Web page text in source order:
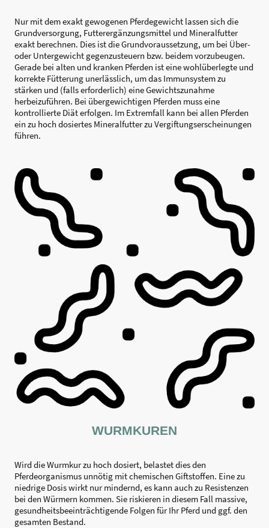
Nur mit dem exakt gewogenen Pferdegewicht lassen sich die
Grundversorgung, Futterergänzungsmittel und Mineralfutter
exakt berechnen. Dies ist die Grundvoraussetzung, um bei Über-
oder Untergewicht gegenzusteuern bzw. beidem vorzubeugen.
Gerade bei alten und kranken Pferden ist eine wohlüberlegte und
korrekte Fütterung unerlässlich, um das Immunsystem zu
stärken und (falls erforderlich) eine Gewichtszunahme
herbeizuführen. Bei übergewichtigen Pferden muss eine
kontrollierte Diät erfolgen. Im Extremfall kann bei allen Pferden
ein zu hoch dosiertes Mineralfutter zu Vergiftungserscheinungen
führen.
WURMKUREN
Wird die Wurmkur zu hoch dosiert, belastet dies den
Pferdeorganismus unnötig mit chemischen Giftstoffen. Eine zu
niedrige Dosis wirkt nur mindernd, es kann auch zu Resistenzen
bei den Würmern kommen. Sie riskieren in diesem Fall massive,
gesundheitsbeeinträchtigende Folgen für Ihr Pferd und ggf. den
gesamten Bestand.